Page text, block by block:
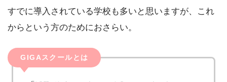
すでに導入されている学校も多いと思いますが、これ
からという方のためにおさらい。
GIGAスクールとは